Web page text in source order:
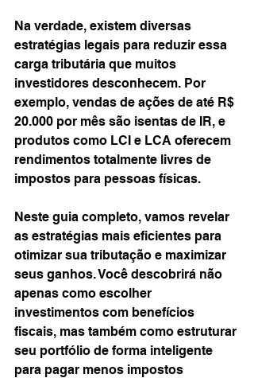
Na verdade, existem diversas
estratégias legais para reduzir essa
carga tributária que muitos
investidores desconhecem. Por
exemplo, vendas de ações de até R$
20.000 por mês são isentas de IR, e
produtos como LCI e LCA oferecem
rendimentos totalmente livres de
impostos para pessoas físicas.
Neste guia completo, vamos revelar
as estratégias mais eficientes para
otimizar sua tributação e maximizar
seus ganhos. Você descobrirá não
apenas como escolher
investimentos com benefícios
fiscais, mas também como estruturar
seu portfólio de forma inteligente
para pagar menos impostos